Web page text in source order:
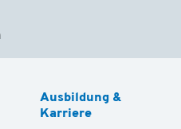
Ausbildung &
Karriere